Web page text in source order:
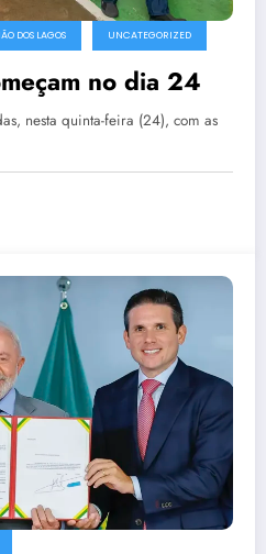
DOS LAGOS UNCATEGORIZED
no dia 24
nesta quinta-feira (24), com as